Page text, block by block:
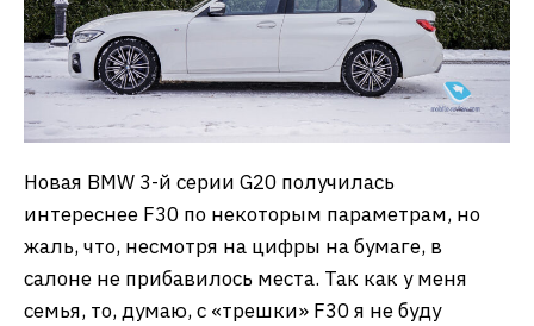
Новая BMW 3-й серии G20 получилась
интереснее F30 по некоторым параметрам, но
жаль, что, несмотря на цифры на бумаге, в
салоне не прибавилось места. Так как у меня
семья, то, думаю, с «трешки» F30 я не буду